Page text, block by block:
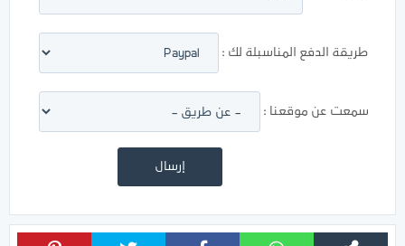
طريقة الدفع المناسبلة لك :
سمعت عن موقعنا :